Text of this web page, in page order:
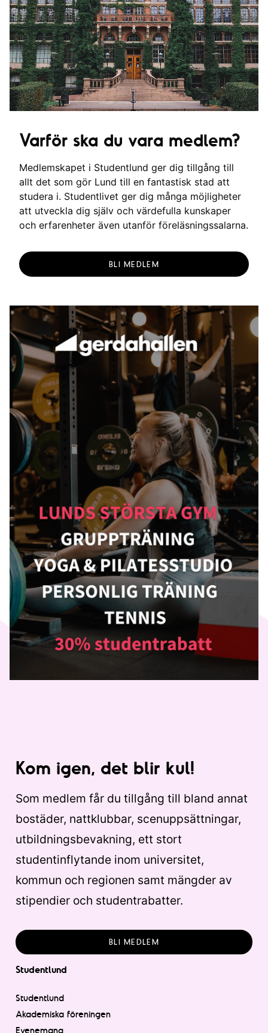
Varför ska du vara medlem?
Medlemskapet i Studentlund ger dig tillgång till
allt det som gör Lund till en fantastisk stad att
studera i. Studentlivet ger dig många möjligheter
att utveckla dig själv och värdefulla kunskaper
och erfarenheter även utanför föreläsningssalarna.
BLI MEDLEM
Kom igen, det blir kul!
Som medlem får du tillgång till bland annat
bostäder, nattklubbar, scenuppsättningar,
utbildningsbevakning, ett stort
studentinflytande inom universitet,
kommun och regionen samt mängder av
stipendier och studentrabatter.
BLI MEDLEM
Studentlund
Studentlund
Akademiska föreningen
Evenemang